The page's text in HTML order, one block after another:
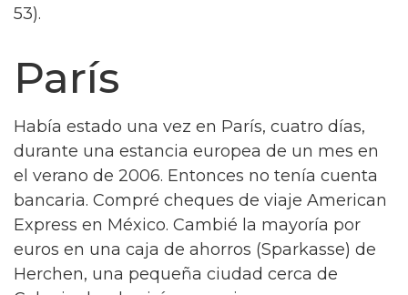
53).
París
Había estado una vez en París, cuatro días,
durante una estancia europea de un mes en
el verano de 2006. Entonces no tenía cuenta
bancaria. Compré cheques de viaje American
Express en México. Cambié la mayoría por
euros en una caja de ahorros (Sparkasse) de
Herchen, una pequeña ciudad cerca de